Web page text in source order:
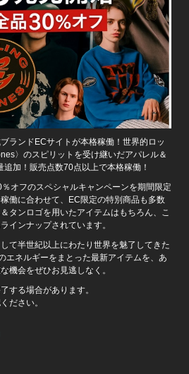
ランドECサイトが本格稼働！世界的ロッ
〉のスピリットを受け継いだアパレル＆
加！販売点数70点以上で本格稼働！
オフのスペシャルキャンペーンを期間限定
働に合わせて、EC限定の特別商品も多数
タンロゴを用いたアイテムはもちろん、こ
インナップされています。
て半世紀以上にわたり世界を魅了してきた
エネルギーをまとった最新アイテムを、あ
機会をぜひお見逃しなく。
する場合があります。
ださい。